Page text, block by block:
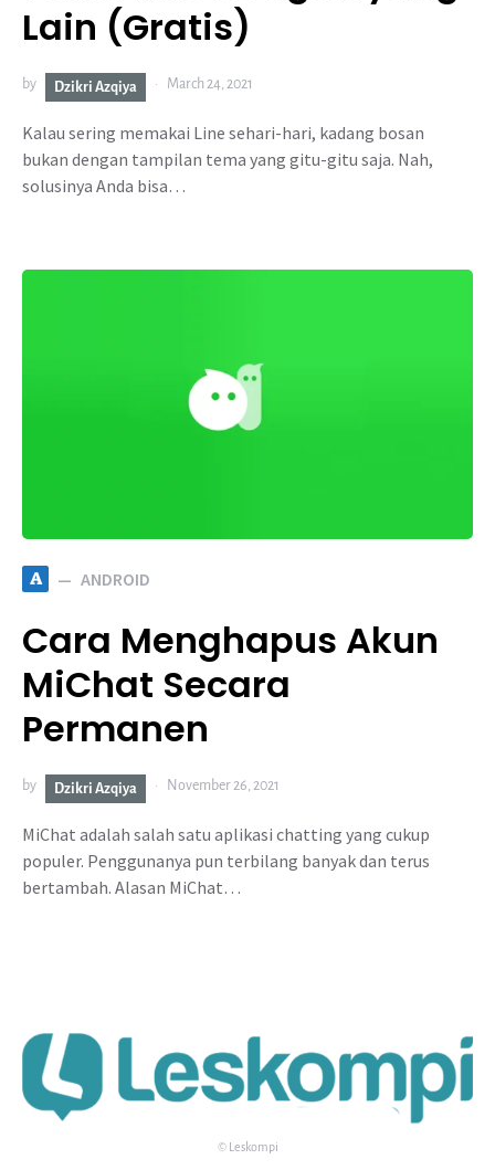
Lain (Gratis)
by Dzikri Azqiya March 24, 2021
Kalau sering memakai Line sehari-hari, kadang bosan
bukan dengan tampilan tema yang gitu-gitu saja. Nah,
solusinya Anda bisa…
A ANDROID
Cara Menghapus Akun
MiChat Secara
Permanen
by Dzikri Azqiya November 26, 2021
MiChat adalah salah satu aplikasi chatting yang cukup
populer. Penggunanya pun terbilang banyak dan terus
bertambah. Alasan MiChat…
© Leskompi